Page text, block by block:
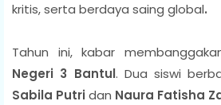
kritis, serta berdaya saing global.
Tahun ini, kabar
Negeri 3 Bantul. Dua siswi
Sabila Putridan Naura Fatisha